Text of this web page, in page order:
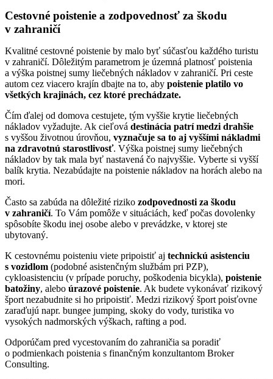
Cestovné poistenie a zodpovednosť za škodu
v zahraničí
Kvalitné cestovné poistenie by malo byť súčasťou každého turistu
v zahraničí. Dôležitým parametrom je územná platnosť poistenia
a výška poistnej sumy liečebných nákladov v zahraničí. Pri ceste
autom cez viacero krajín dbajte na to, aby poistenie platilo vo
všetkých krajinách, cez ktoré prechádzate.
Čím ďalej od domova cestujete, tým vyššie krytie liečebných
nákladov vyžadujte. Ak cieľová destinácia patrí medzi drahšie
s vyššou životnou úrovňou, vyznačuje sa to aj vyššími nákladmi
na zdravotnú starostlivosť. Výška poistnej sumy liečebných
nákladov by tak mala byť nastavená čo najvyššie. Vyberte si vyšší
balík krytia. Nezabúdajte na poistenie nákladov na horách alebo na
mori.
Často sa zabúda na dôležité riziko zodpovednosti za škodu
v zahraničí. To Vám pomôže v situáciách, keď počas dovolenky
spôsobíte škodu inej osobe alebo v prevádzke, v ktorej ste
ubytovaný.
K cestovnému poisteniu viete pripoistiť aj technickú asistenciu
s vozidlom (podobné asistenčným službám pri PZP),
cykloasistenciu (v prípade poruchy, poškodenia bicykla), poistenie
batožiny, alebo úrazové poistenie. Ak budete vykonávať rizikový
šport nezabudnite si ho pripoistiť. Medzi rizikový šport poisťovne
zaraďujú napr. bungee jumping, skoky do vody, turistika vo
vysokých nadmorských výškach, rafting a pod.
Odporúčam pred vycestovaním do zahraničia sa poradiť
o podmienkach poistenia s finančným konzultantom Broker
Consulting.